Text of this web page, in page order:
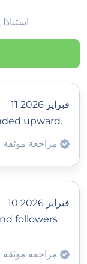
— استنادًا إلى
11 فبراير 2026
upward.
10 فبراير 2026
followers